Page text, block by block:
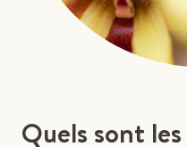
Quels sont les